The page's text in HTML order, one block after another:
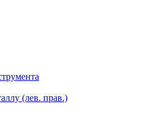
(лев. прав.)